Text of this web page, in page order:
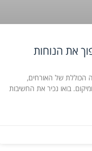
את הנוחות
הכוללת של האורחים,
בואו נכיר את החשיבות